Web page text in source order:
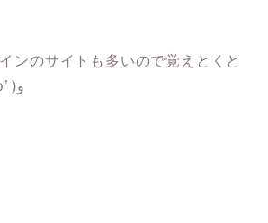
ンのサイトも多いので覚えとくと
実装が楽かも٩( ‘ω’ )و